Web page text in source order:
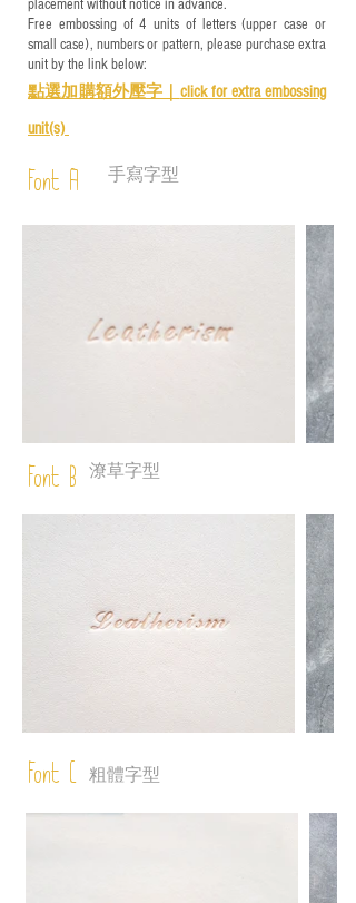
placement without notice in advance.
Free embossing of 4 units of letters (upper case or
small case), numbers or pattern, please purchase extra
unit by the link below:
點選加購額外壓字｜ click for extra embossing
unit(s)
Font A 手寫字型
Font B 潦草字型
Font C 粗體字型